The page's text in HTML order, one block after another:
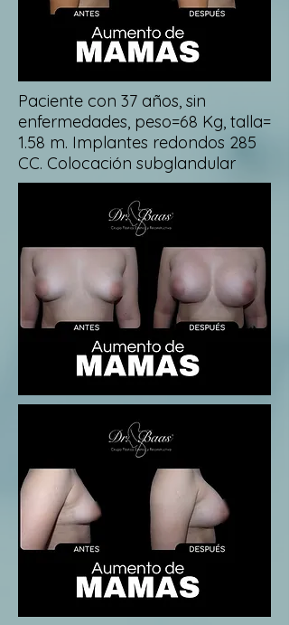
Paciente con 37 años, sin
enfermedades, peso=68 Kg, talla=
1.58 m. Implantes redondos 285
CC. Colocación subglandular